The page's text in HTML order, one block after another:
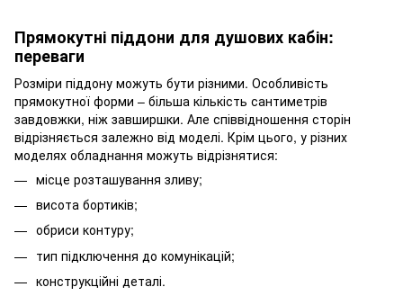
Прямокутні піддони для душових кабін:
переваги
Розміри піддону можуть бути різними. Особливість
прямокутної форми – більша кількість сантиметрів
завдовжки, ніж завширшки. Але співвідношення сторін
відрізняється залежно від моделі. Крім цього, у різних
моделях обладнання можуть відрізнятися:
місце розташування зливу;
висота бортиків;
обриси контуру;
тип підключення до комунікацій;
конструкційні деталі.